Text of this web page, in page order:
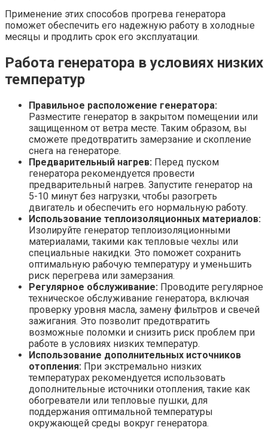
Применение этих способов прогрева генератора
поможет обеспечить его надежную работу в холодные
месяцы и продлить срок его эксплуатации.
Работа генератора в условиях низких
температур
Правильное расположение генератора:
Разместите генератор в закрытом помещении или
защищенном от ветра месте. Таким образом, вы
сможете предотвратить замерзание и скопление
снега на генераторе.
Предварительный нагрев: Перед пуском
генератора рекомендуется провести
предварительный нагрев. Запустите генератор на
5-10 минут без нагрузки, чтобы разогреть
двигатель и обеспечить его нормальную работу.
Использование теплоизоляционных материалов:
Изолируйте генератор теплоизоляционными
материалами, такими как тепловые чехлы или
специальные накидки. Это поможет сохранить
оптимальную рабочую температуру и уменьшить
риск перегрева или замерзания.
Регулярное обслуживание: Проводите регулярное
техническое обслуживание генератора, включая
проверку уровня масла, замену фильтров и свечей
зажигания. Это позволит предотвратить
возможные поломки и снизить риск проблем при
работе в условиях низких температур.
Использование дополнительных источников
отопления: При экстремально низких
температурах рекомендуется использовать
дополнительные источники отопления, такие как
обогреватели или тепловые пушки, для
поддержания оптимальной температуры
окружающей среды вокруг генератора.